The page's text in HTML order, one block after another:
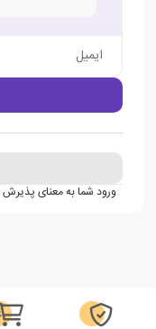
ایمیل
ورود شما به معنای پذیرش